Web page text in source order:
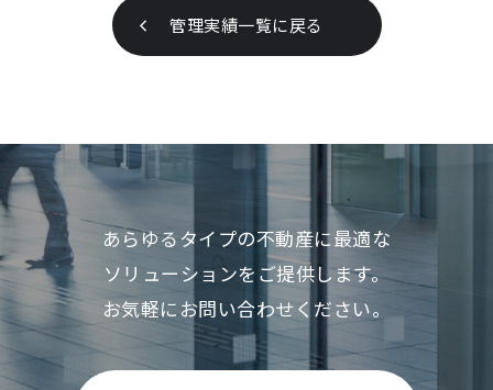
管理実績一覧に戻る
あらゆるタイプの不動産に最適な
ソリューションをご提供します。
お気軽にお問い合わせください。